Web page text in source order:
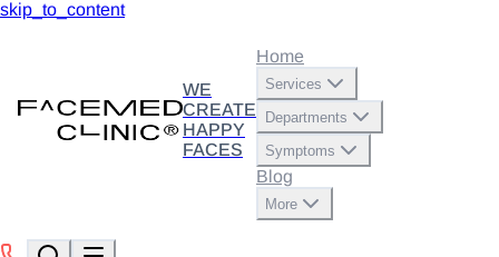
skip_to_content
WE
CREATE
HAPPY
FACES
Home
Services
Departments
Symptoms
Blog
More